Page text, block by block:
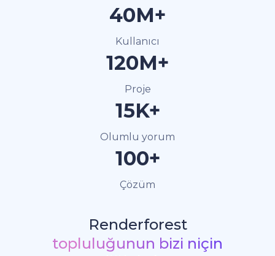
40M+
Kullanıcı
120M+
Proje
15K+
Olumlu yorum
100+
Çözüm
Renderforest
topluluğunun bizi niçin